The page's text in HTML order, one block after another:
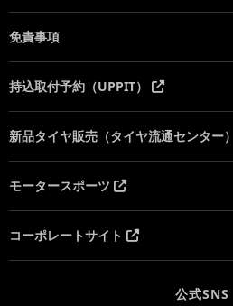
免責事項
持込取付予約（UPPIT）
新品タイヤ販売（タイヤ流通センター）
モータースポーツ
コーポレートサイト
公式SNS